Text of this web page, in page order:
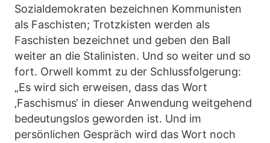
Sozialdemokraten bezeichnen Kommunisten
als Faschisten; Trotzkisten werden als
Faschisten bezeichnet und geben den Ball
weiter an die Stalinisten. Und so weiter und so
fort. Orwell kommt zu der Schlussfolgerung:
„Es wird sich erweisen, dass das Wort
‚Faschismus‘ in dieser Anwendung weitgehend
bedeutungslos geworden ist. Und im
persönlichen Gespräch wird das Wort noch